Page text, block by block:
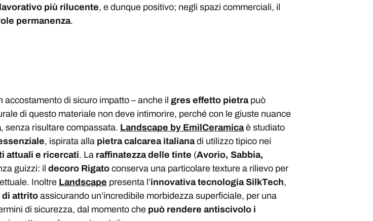
più rilucente, e dunque positivo; negli spazi commerciali, il
permanenza.
accostamento di sicuro impatto – anche il gres effetto pietrapuò
di questo materiale non deve intimorire, perché con le giuste nuance
, senza risultare compassata. Landscape by EmilCeramicaè studiato
, ispirata alla pietra calcarea italianadi utilizzo tipico nei
attuali e ricercati. La raffinatezza delle tinte (Avorio, Sabbia,
guizzi: il decoro Rigato conserva una particolare texture a rilievo per
Inoltre Landscape presenta l’innovativa tecnologia SilkTech,
attrito assicurando un’incredibile morbidezza superficiale, per una
di sicurezza, dal momento che può rendere antiscivolo i